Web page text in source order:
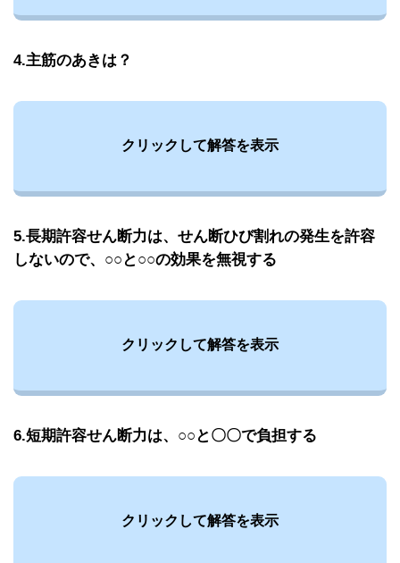
4.主筋のあきは？
クリックして解答を表示
5.長期許容せん断力は、せん断ひび割れの発生を許容
しないので、○○と○○の効果を無視する
クリックして解答を表示
6.短期許容せん断力は、○○と〇〇で負担する
クリックして解答を表示